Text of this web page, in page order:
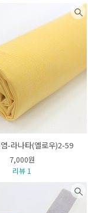
-라나타(옐로우)2-59
7,000원
리뷰 1